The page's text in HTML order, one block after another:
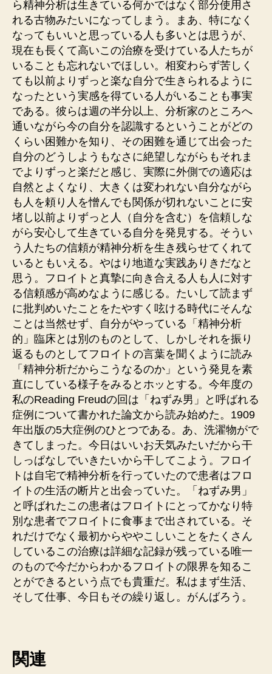
ら精神分析は生きている何かではなく部分使用さ
れる古物みたいになってしまう。まあ、特になく
なってもいいと思っている人も多いとは思うが、
現在も長くて高いこの治療を受けている人たちが
いることも忘れないでほしい。相変わらず苦しく
ても以前よりずっと楽な自分で生きられるように
なったという実感を得ている人がいることも事実
である。彼らは週の半分以上、分析家のところへ
通いながら今の自分を認識するということがどの
くらい困難かを知り、その困難を通じて出会った
自分のどうしようもなさに絶望しながらもそれま
でよりずっと楽だと感じ、実際に外側での適応は
自然とよくなり、大きくは変われない自分ながら
も人を頼り人を憎んでも関係が切れないことに安
堵し以前よりずっと人（自分を含む）を信頼しな
がら安心して生きている自分を発見する。そうい
う人たちの信頼が精神分析を生き残らせてくれて
いるともいえる。やはり地道な実践ありきだなと
思う。フロイトと真摯に向き合える人も人に対す
る信頼感が高めなように感じる。たいして読まず
に批判めいたことをたやすく呟ける時代にそんな
ことは当然せず、自分がやっている「精神分析
的」臨床とは別のものとして、しかしそれを振り
返るものとしてフロイトの言葉を聞くように読み
「精神分析だからこうなるのか」という発見を素
直にしている様子をみるとホッとする。今年度の
私のReading Freudの回は「ねずみ男」と呼ばれる
症例について書かれた論文から読み始めた。1909
年出版の5大症例のひとつである。あ、洗濯物がで
きてしまった。今日はいいお天気みたいだから干
しっぱなしでいきたいから干してこよう。フロイ
トは自宅で精神分析を行っていたので患者はフロ
イトの生活の断片と出会っていた。「ねずみ男」
と呼ばれたこの患者はフロイトにとってかなり特
別な患者でフロイトに食事まで出されている。そ
れだけでなく最初からややこしいことをたくさん
しているこの治療は詳細な記録が残っている唯一
のもので今だからわかるフロイトの限界を知るこ
とができるという点でも貴重だ。私はまず生活、
そして仕事、今日もその繰り返し。がんばろう。
関連